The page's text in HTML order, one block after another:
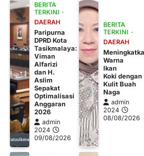
BERITA
TERKINI
DAERAH
Paripurna
DPRD Kota
Tasikmalaya:
Viman
Alfarizi
dan H.
Aslim
Sepakat
Optimalisasi
Anggaran
2026
admin
2024
09/08/2026
BERITA
TERKINI
DAERAH
Warna
Ikan
Koki dengan
Kulit Buah
Naga
admin
2024
08/08/2026